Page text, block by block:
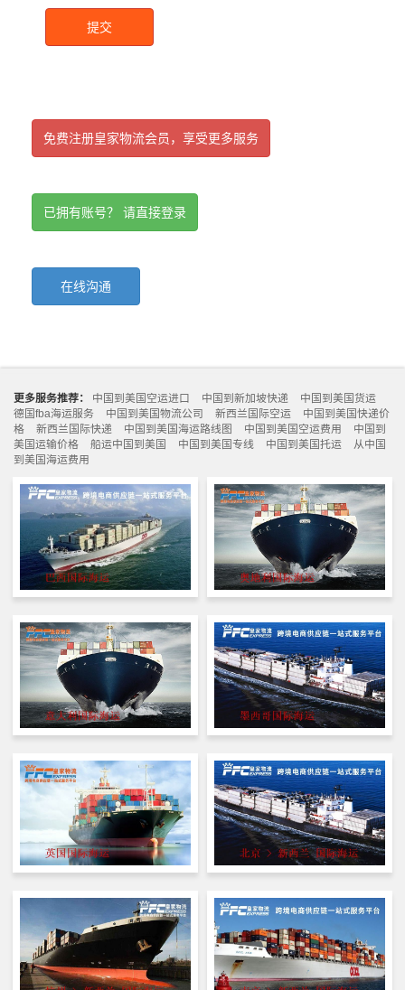
提交
免费注册皇家物流会员，享受更多服务
已拥有账号？ 请直接登录
在线沟通
更多服务推荐： 中国到美国空运进口 中国到新加坡快递
中国到美国货运
德国fba海运服务
中国到美国物流公司 新西兰国际空运
中国到美国快递价
格
新西兰国际快递 中国到美国海运路线图 中国到美国空运费用
中国到
美国运输价格
船运中国到美国 中国到美国专线 中国到美国托运
从中国
到美国海运费用